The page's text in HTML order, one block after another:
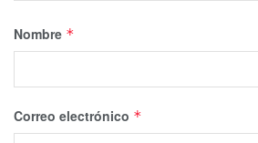
Nombre *
Correo electrónico *